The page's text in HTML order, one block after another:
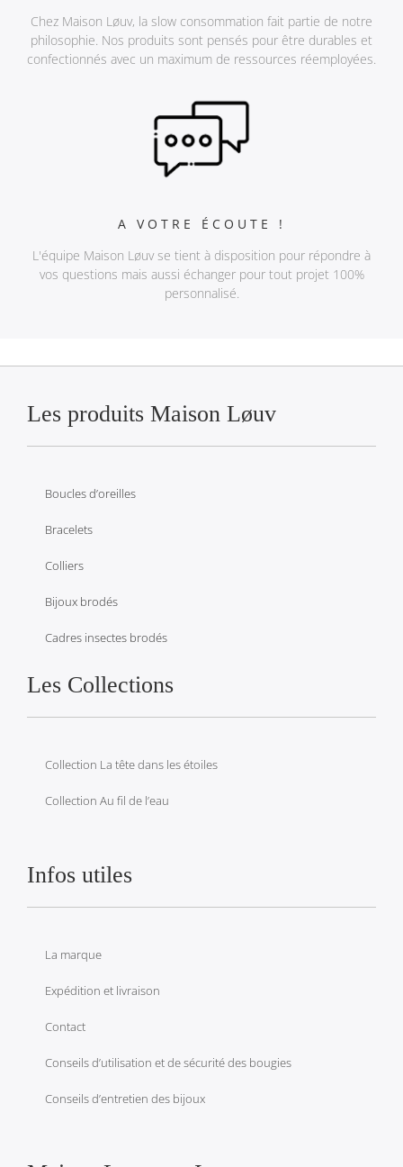
Chez Maison Løuv, la slow consommation fait partie de notre
philosophie. Nos produits sont pensés pour être durables et
confectionnés avec un maximum de ressources réemployées.
A VOTRE ÉCOUTE !
L'équipe Maison Løuv se tient à disposition pour répondre à
vos questions mais aussi échanger pour tout projet 100%
personnalisé.
Les produits Maison Løuv
Boucles d’oreilles
Bracelets
Colliers
Bijoux brodés
Cadres insectes brodés
Les Collections
Collection La tête dans les étoiles
Collection Au fil de l’eau
Infos utiles
La marque
Expédition et livraison
Contact
Conseils d’utilisation et de sécurité des bougies
Conseils d’entretien des bijoux